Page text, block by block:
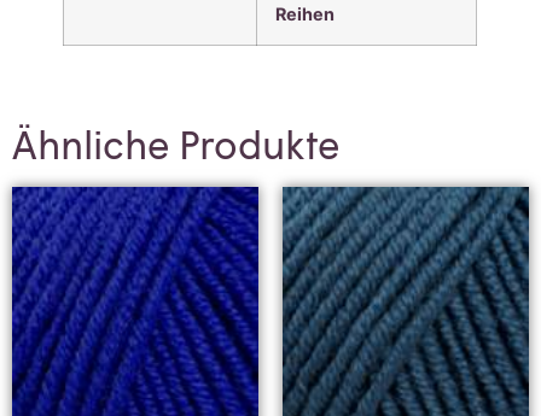
Reihen
Ähnliche Produkte